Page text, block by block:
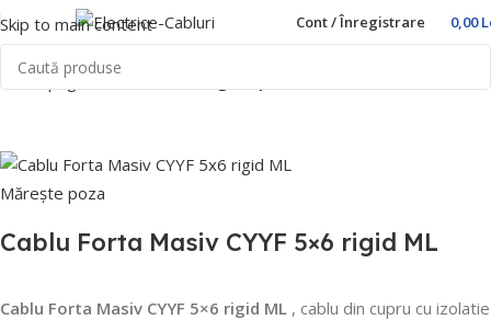
Skip to main content Cont / Înregistrare 0,00
Prima pagină
Mărește poza
Cablu Forta Masiv CYYF 5×6 rigid ML
Cablu Forta Masiv CYYF 5×6 rigid ML , cablu din cupru cu izolatie